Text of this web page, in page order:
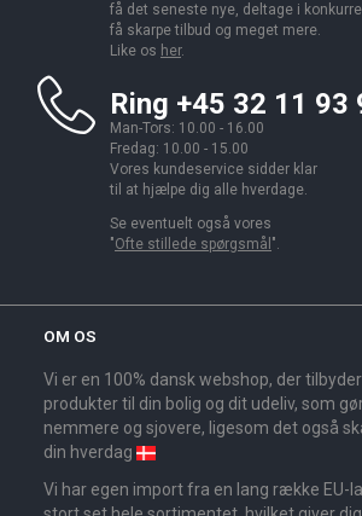
få det seneste nye, deltage i
få skarpe tilbud og meget mere.
Like os her.
Ring +45 32 11 93
Man-Tors: 10.00 - 16.00
Fredag: 10.00 - 15.00
Vores kundeservice sidder klar
til at hjælpe dig alle hverdage.
Se eventuelt også vores
"Ofte stillede spørgsmål ".
OM OS
Vi er en 100% dansk webshop, der
produkter til din bolig og dit udeliv, som
nemmere og sjovere, ligesom det også
din hverdag
Vi har egen import fra en lang række EU-